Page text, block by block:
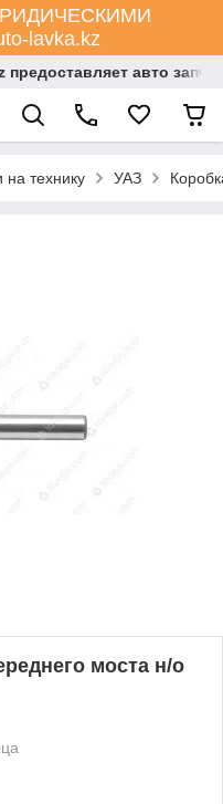
lavka.kz
предоставляет авто
на технику УАЗ
моста н/о